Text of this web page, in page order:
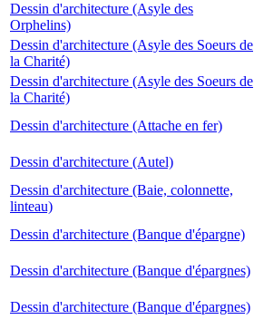
Dessin d'architecture (Asyle des
Orphelins)
Dessin d'architecture (Asyle des Soeurs de
la Charité)
Dessin d'architecture (Asyle des Soeurs de
la Charité)
Dessin d'architecture (Attache en fer)
Dessin d'architecture (Autel)
Dessin d'architecture (Baie, colonnette,
linteau)
Dessin d'architecture (Banque d'épargne)
Dessin d'architecture (Banque d'épargnes)
Dessin d'architecture (Banque d'épargnes)